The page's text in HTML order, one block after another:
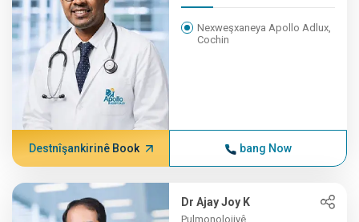
Nexweşxaneya Apollo Adlux,
Cochin
Destnîşankirinê Book bang Now
Dr Ajay Joy K
Pulmonolojiyê